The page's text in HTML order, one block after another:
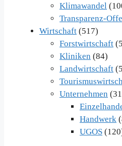
Klimawandel
Transparenz-
Wirtschaft (517)
Forstwirtschaft
Kliniken (84)
Landwirtschaft
Unternehmen
Handwerk
UGOS